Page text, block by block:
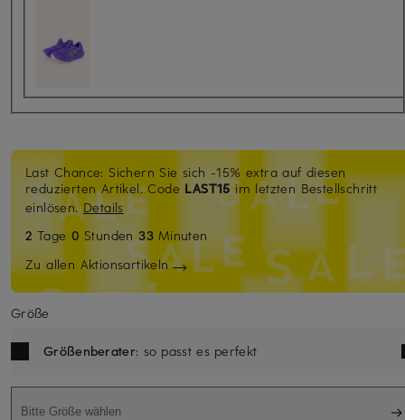
Last Chance: Sichern Sie sich -15% extra auf diesen
reduzierten Artikel. Code LAST15im letzten Bestellschritt
einlösen.Details
2 Tage0 Stunden33 Minuten
Zu allen Aktionsartikeln
Größe
Größenberater: so passt es perfekt
Bitte Größe wählen